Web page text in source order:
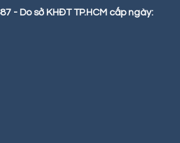
- Do sở KHĐT TP.HCM cấp ngày: